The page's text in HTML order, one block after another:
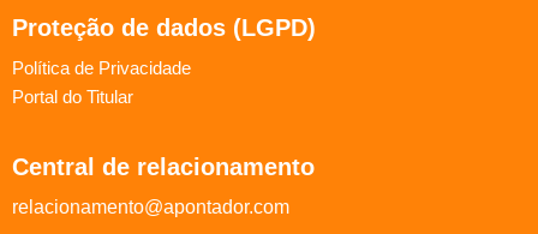
Proteção de dados (LGPD)
Política de Privacidade
Portal do Titular
Central de relacionamento
relacionamento@apontador.com